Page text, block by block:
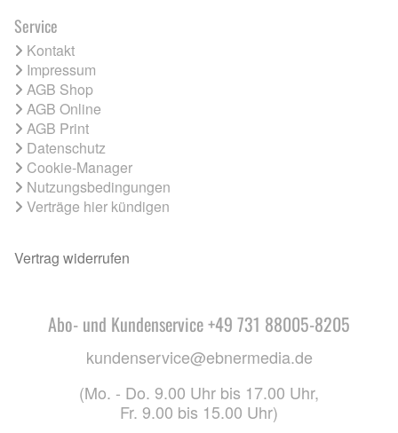
Service
Kontakt
Impressum
AGB Shop
AGB Online
AGB Print
Datenschutz
Cookie-Manager
Nutzungsbedingungen
Verträge hier kündigen
Vertrag widerrufen
Abo- und Kundenservice +49 731 88005-8205
kundenservice@ebnermedia.de
(Mo. - Do. 9.00 Uhr bis 17.00 Uhr,
Fr. 9.00 bis 15.00 Uhr)